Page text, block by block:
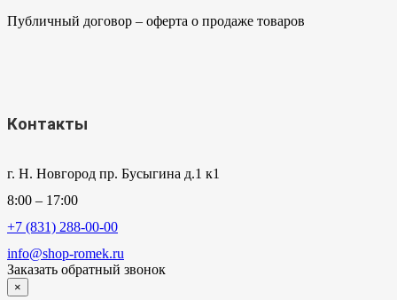
Публичный договор – оферта о продаже товаров
Контакты
г. Н. Новгород пр. Бусыгина д.1 к1
8:00 – 17:00
+7 (831) 288-00-00
info@shop-romek.ru
Заказать обратный звонок
×